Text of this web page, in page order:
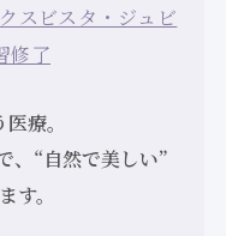
スビスタ・ジュビ
修了
療。
、“自然で美しい”
す。